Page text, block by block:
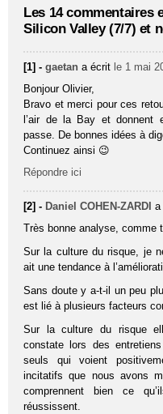
Les 14 commentaires
Silicon Valley (7/7) et
[1] -gaetan a écrit le 1 mai
Bonjour Olivier,
Bravo et merci pour ces
l’air de la Bay et donnent
passe. De bonnes idées à
Continuez ainsi 😉
Répondre ici
[2] - Daniel COHEN-ZARDI a
Très bonne analyse, comme
Sur la culture du risque, je
ait une tendance à
Sans doute y a-t-il un peu
est lié à plusieurs facteurs
Sur la culture du risque
constate lors des
seuls qui voient
incitatifs que nous avons
comprennent bien ce
réussissent.